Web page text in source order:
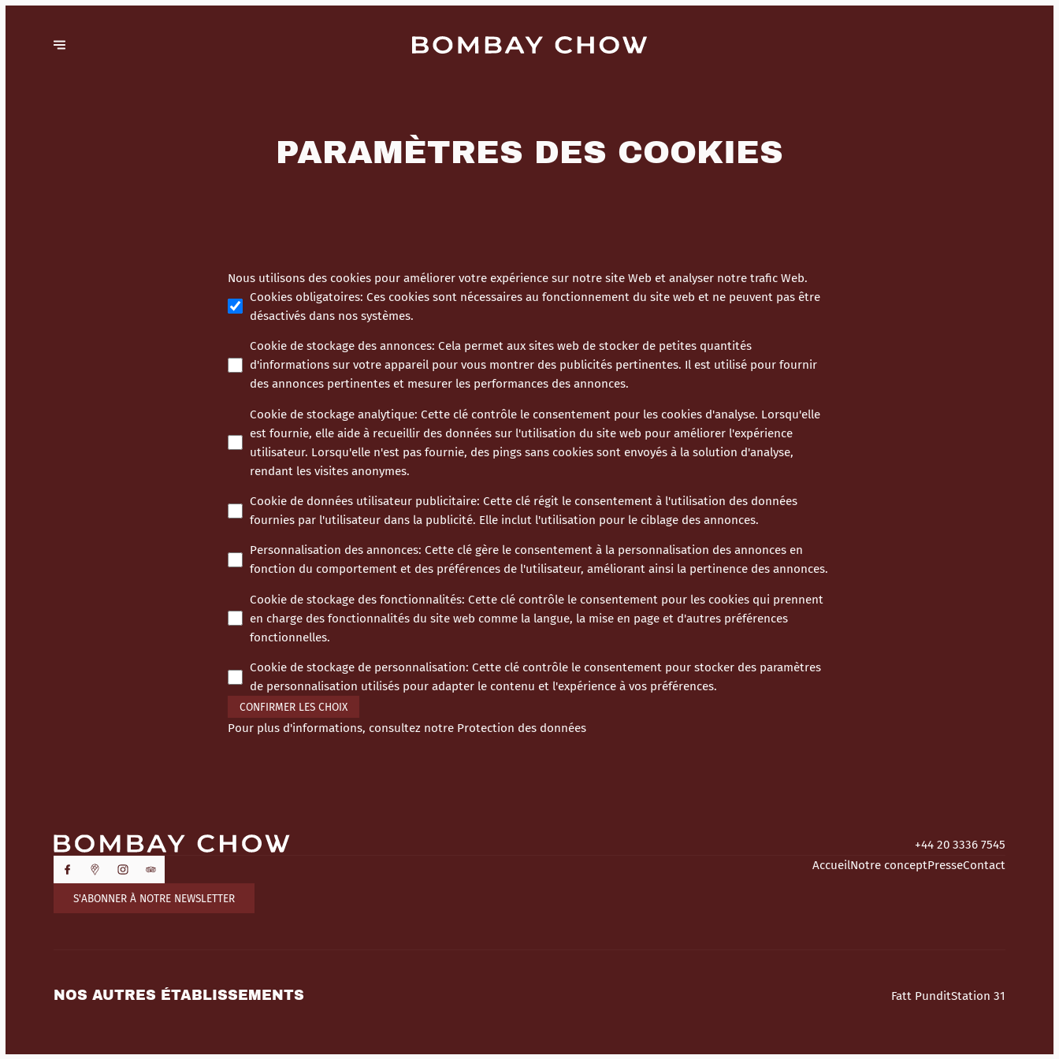
PARAMÈTRES DES COOKIES
Nous utilisons des cookies pour améliorer votre expérience sur notre site Web et analyser notre trafic Web.
Cookies obligatoires: Ces cookies sont nécessaires au fonctionnement du site web et ne peuvent pas être
désactivés dans nos systèmes.
Cookie de stockage des annonces: Cela permet aux sites web de stocker de petites quantités
d'informations sur votre appareil pour vous montrer des publicités pertinentes. Il est utilisé pour fournir
des annonces pertinentes et mesurer les performances des annonces.
Cookie de stockage analytique: Cette clé contrôle le consentement pour les cookies d'analyse. Lorsqu'elle
est fournie, elle aide à recueillir des données sur l'utilisation du site web pour améliorer l'expérience
utilisateur. Lorsqu'elle n'est pas fournie, des pings sans cookies sont envoyés à la solution d'analyse,
rendant les visites anonymes.
Cookie de données utilisateur publicitaire: Cette clé régit le consentement à l'utilisation des données
fournies par l'utilisateur dans la publicité. Elle inclut l'utilisation pour le ciblage des annonces.
Personnalisation des annonces: Cette clé gère le consentement à la personnalisation des annonces en
fonction du comportement et des préférences de l'utilisateur, améliorant ainsi la pertinence des annonces.
Cookie de stockage des fonctionnalités: Cette clé contrôle le consentement pour les cookies qui prennent
en charge des fonctionnalités du site web comme la langue, la mise en page et d'autres préférences
fonctionnelles.
Cookie de stockage de personnalisation: Cette clé contrôle le consentement pour stocker des paramètres
de personnalisation utilisés pour adapter le contenu et l'expérience à vos préférences.
CONFIRMER LES CHOIX
Pour plus d'informations, consultez notre Protection des données
+44 20 3336 7545
AccueilNotre conceptPresseContact
S'ABONNER À NOTRE NEWSLETTER
NOS AUTRES ÉTABLISSEMENTS Fatt PunditStation 31